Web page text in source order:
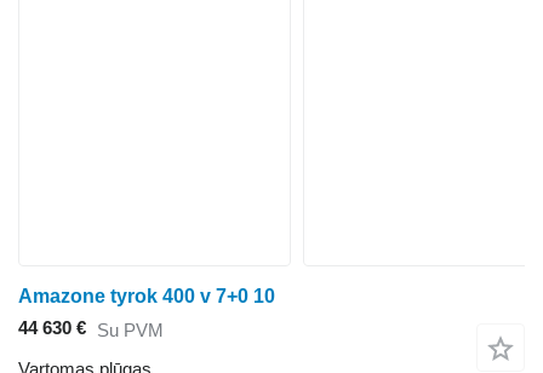
Amazone tyrok 400 v 7+0 10
44 630 € Su PVM